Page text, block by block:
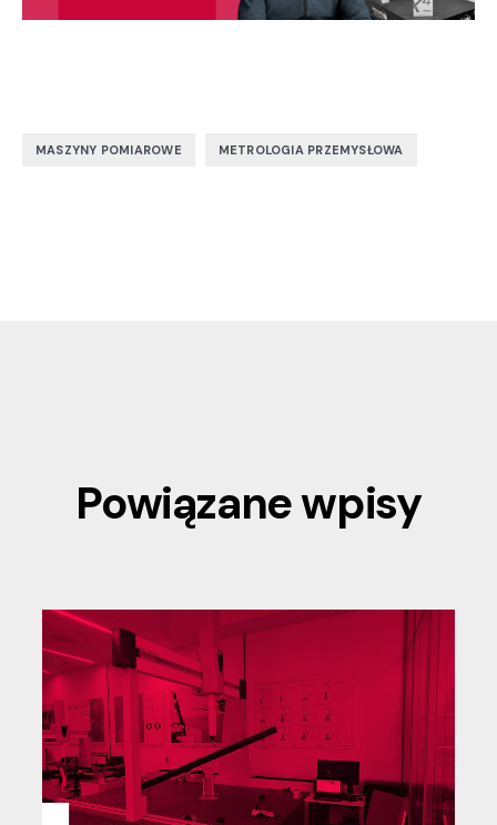
MASZYNY POMIAROWE METROLOGIA PRZEMYSŁOWA
Powiązane wpisy